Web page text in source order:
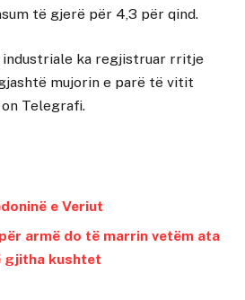
të gjerë për 4,3 për qind.
industriale ka regjistruar rritje
mujorin e parë të vitit
Telegrafi.
e Veriut
armë do të marrin vetëm ata
gjitha kushtet